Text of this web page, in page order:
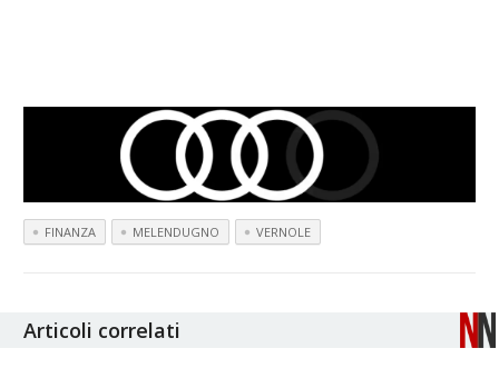
FINANZA MELENDUGNO VERNOLE
Articoli correlati